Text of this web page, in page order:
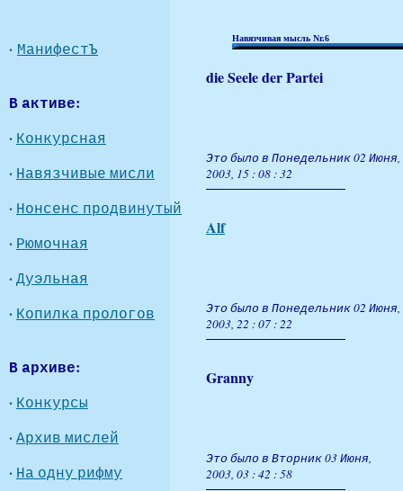
· МанифестЪ
В активе:
· Конкурсная
· Навязчивые мисли
· Нонсенс продвинутый
· Рюмочная
·Дуэльная
· Копилка прологов
В архиве:
· Конкурсы
·Архив мислей
· На одну рифму
Навязчивая мысль Nr.6
die Seele der Partei
Это было в Понедельник 02 Июня,
2003, 15 : 08 : 32
Alf
Это было в Понедельник 02 Июня,
2003, 22 : 07 : 22
Granny
Это было в Вторник 03 Июня,
2003, 03 : 42 : 58